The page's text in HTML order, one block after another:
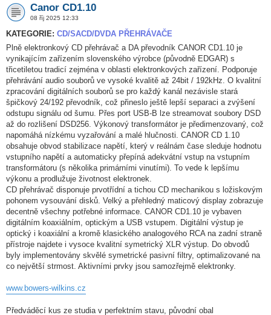
Canor CD1.10
08 říj 2025 12:33
KATEGORIE: CD/SACD/DVDA PŘEHRÁVAČE
Plně elektronkový CD přehrávač a DA převodník CANOR CD1.10 je
vynikajícím zařízením slovenského výrobce (původně EDGAR) s
třicetiletou tradicí zejména v oblasti elektronkových zařízení. Podporuje
přehrávání audio souborů ve vysoké kvalitě až 24bit / 192kHz. O kvalitní
zpracování digitálních souborů se pro každý kanál nezávisle stará
špičkový 24/192 převodník, což přineslo ještě lepší separaci a zvýšení
odstupu signálu od šumu. Přes port USB-B lze streamovat soubory DSD
až do rozlišení DSD256. Výkonový transformátor je předimenzovaný, což
napomáhá nízkému vyzařování a malé hlučnosti. CANOR CD 1.10
obsahuje obvod stabilizace napětí, který v reálnám čase sleduje hodnotu
vstupního napětí a automaticky přepíná adekvátní vstup na vstupním
transformátoru (s několika primárními vinutími). To vede k lepšímu
výkonu a prodlužuje životnost elektronek.
CD přehrávač disponuje prvotřídní a tichou CD mechanikou s ložiskovým
pohonem vysouvání disků. Velký a přehledný maticový display zobrazuje
decentně všechny potřebné informace. CANOR CD1.10 je vybaven
digitálním koaxiálním, optickým a USB vstupem. Digitální výstup je
optický i koaxiální a kromě klasického analogového RCA na zadní straně
přístroje najdete i vysoce kvalitní symetrický XLR výstup. Do obvodů
byly implementovány skvělé symetrické pasivní filtry, optimalizované na
co největší strmost. Aktivními prvky jsou samozřejmě elektronky.
www.bowers-wilkins.cz
Předváděcí kus ze studia v perfektním stavu, původní obal